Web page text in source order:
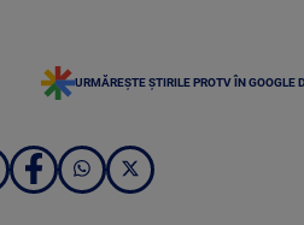
URMĂREȘTE ȘTIRILE PROTV ÎN GOOGLE